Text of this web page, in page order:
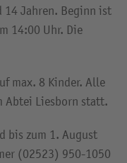
14 Jahren. Beginn ist
14:00 Uhr. Die
max. 8 Kinder. Alle
Abtei Liesborn statt.
bis zum 1. August
(02523) 950-1050